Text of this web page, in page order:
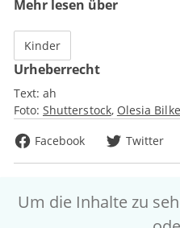
Mehr lesen über
Kinder
Urheberrecht
Text: ah
Foto: Shutterstock Olesia
Facebook
Twitter
Um die Inhalte zu